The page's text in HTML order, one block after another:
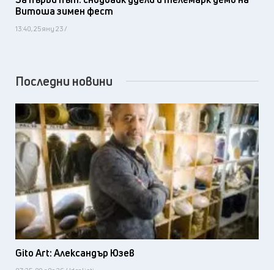
Витоша зимен фест
13:40, 25 яну 23 /
Последни новини
Gito Art: Александър Юзев